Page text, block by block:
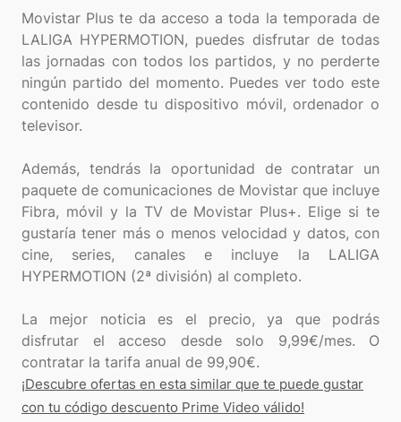
Movistar Plus te da acceso a toda la temporada de
LALIGA HYPERMOTION, puedes disfrutar de todas
las jornadas con todos los partidos, y no perderte
ningún partido del momento. Puedes ver todo este
contenido desde tu dispositivo móvil, ordenador o
televisor.
Además, tendrás la oportunidad de contratar un
paquete de comunicaciones de Movistar que incluye
Fibra, móvil y la TV de Movistar Plus+. Elige si te
gustaría tener más o menos velocidad y datos, con
cine, series, canales e incluye la LALIGA
HYPERMOTION (2ª división) al completo.
La mejor noticia es el precio, ya que podrás
disfrutar el acceso desde solo 9,99€/mes. O
¡Descubre ofertas en esta similar que te puede gustar
con tu código descuento Prime Video válido!